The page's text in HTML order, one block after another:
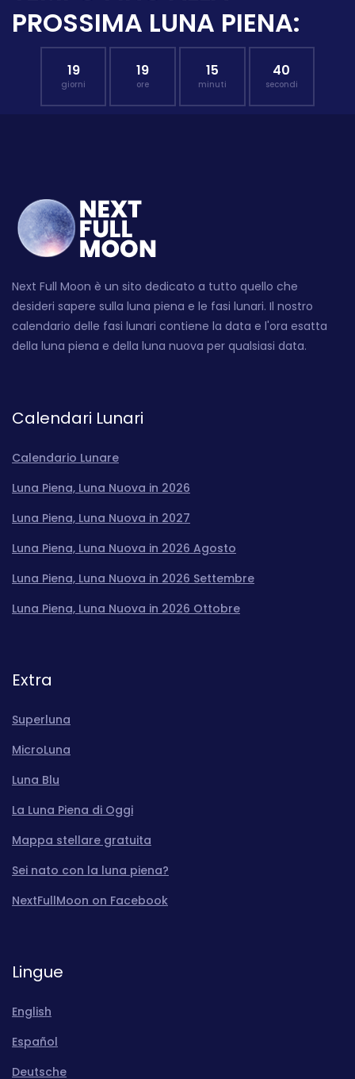
PROSSIMA LUNA PIENA:
19
giorni
19
ore
15
minuti
39
secondi
Next Full Moon è un sito dedicato a tutto quello che
desideri sapere sulla luna piena e le fasi lunari. Il nostro
calendario delle fasi lunari contiene la data e l'ora esatta
della luna piena e della luna nuova per qualsiasi data.
Calendari Lunari
Calendario Lunare
Luna Piena, Luna Nuova in 2026
Luna Piena, Luna Nuova in 2027
Luna Piena, Luna Nuova in 2026 Agosto
Luna Piena, Luna Nuova in 2026 Settembre
Luna Piena, Luna Nuova in 2026 Ottobre
Extra
Superluna
MicroLuna
Luna Blu
La Luna Piena di Oggi
Mappa stellare gratuita
Sei nato con la luna piena?
NextFullMoon on Facebook
Lingue
English
Español
Deutsche